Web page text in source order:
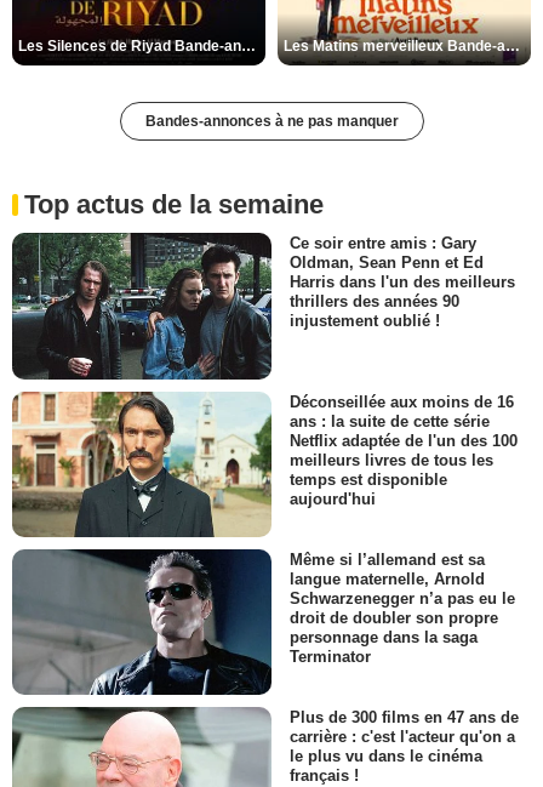
Les Silences de Riyad Bande-annonce VO STFR Les Matins merveilleux Bande-annonce VF
Bandes-annonces à ne pas manquer
Top actus de la semaine
Ce soir entre amis : Gary
Oldman, Sean Penn et Ed
Harris dans l'un des meilleurs
thrillers des années 90
injustement oublié !
Déconseillée aux moins de 16
ans : la suite de cette série
Netflix adaptée de l'un des 100
meilleurs livres de tous les
temps est disponible
aujourd'hui
Même si l’allemand est sa
langue maternelle, Arnold
Schwarzenegger n’a pas eu le
droit de doubler son propre
personnage dans la saga
Terminator
Plus de 300 films en 47 ans de
carrière : c'est l'acteur qu'on a
le plus vu dans le cinéma
français !